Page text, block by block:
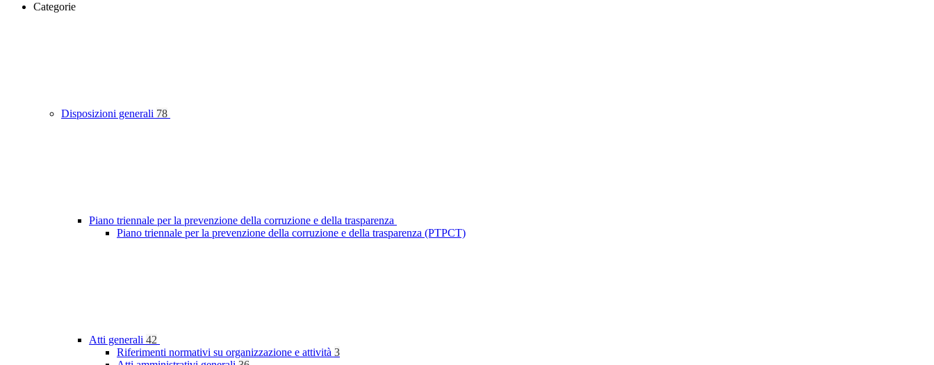
Categorie
Disposizioni generali 78
Piano triennale per la prevenzione della corruzione e della trasparenza
Piano triennale per la prevenzione della corruzione e della trasparenza (PTPCT)
Atti generali 42
Riferimenti normativi su organizzazione e attività 3